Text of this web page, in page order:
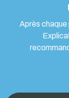
Après chaque